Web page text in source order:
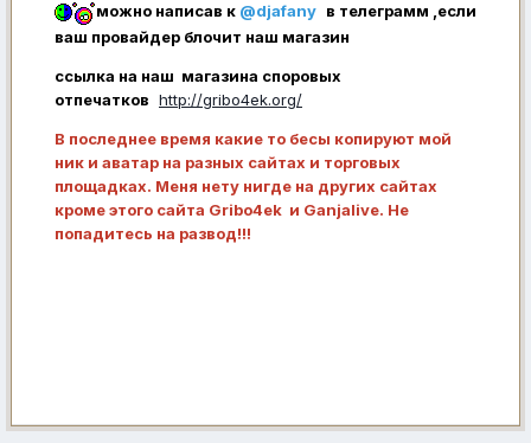
можно написав к @djafany в телеграмм ,если
ваш провайдер блочит наш магазин
ссылка на наш магазина споровых
отпечатков http://gribo4ek.org/
В последнее время какие то бесы копируют мой
ник и аватар на разных сайтах и торговых
площадках. Меня нету нигде на других сайтах
кроме этого сайта Gribo4ek и Ganjalive. Не
попадитесь на развод!!!